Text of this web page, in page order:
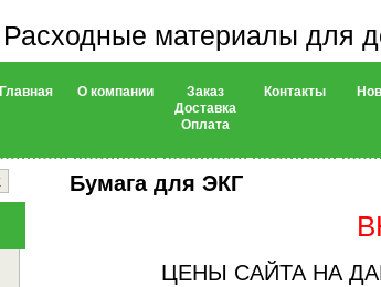
Расходные материалы для
Главная О компании
Заказ
Доставка
Оплата
Контакты
Бумага для ЭКГ
ЦЕНЫ САЙТА НА